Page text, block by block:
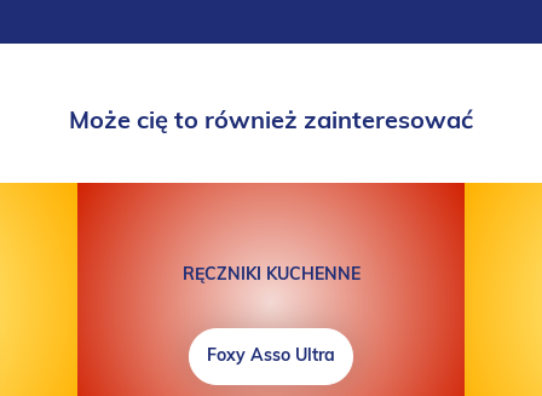
Może cię to również zainteresować
RĘCZNIKI KUCHENNE
Foxy Asso Ultra